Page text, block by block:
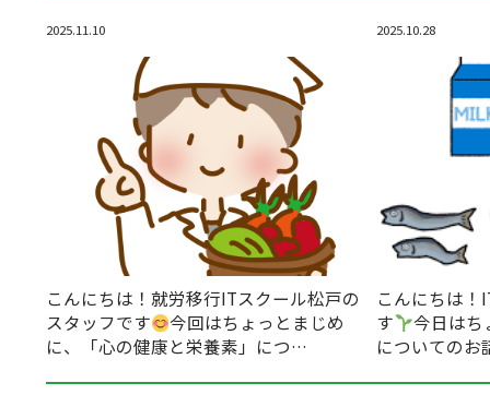
2025.11.10
こんにちは！就労移行ITスクール松戸の
スタッフです
今回はちょっとまじめ
に、「心の健康と栄養素」につ…
2025.10.28
こんにちは
す
今日はち
についての